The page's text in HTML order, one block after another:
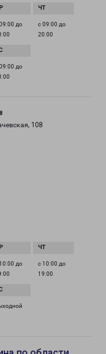
до
с 09:00 до
20:00
до
108
до
с 10:00 до
19:00